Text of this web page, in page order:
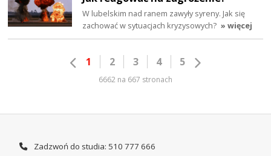
W lubelskim nad ranem zawyły syreny. Jak się
zachować w sytuacjach kryzysowych? » więcej
1 2 3 4 5
6662 na 667 stronach
Zadzwoń do studia: 510 777 666